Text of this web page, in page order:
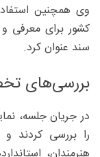
وی همچنین
کشور برای معرفی
سند عنوان کرد.
بررسی‌های
در جریان جلسه،
را بررسی کردند